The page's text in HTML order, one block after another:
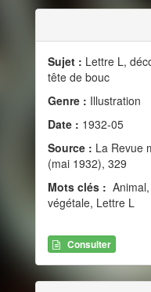
Sujet : Lettre L,
tête de bouc
Genre : Illustration
Date : 1932-05
Source : La Revue
(mai 1932), 329
Mots clés :
végétale, Lettre L
Consulter